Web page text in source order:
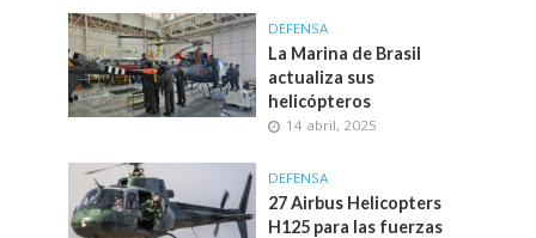
DEFENSA
La Marina de Brasil
actualiza sus
helicópteros
14 abril, 2025
DEFENSA
27 Airbus Helicopters
H125 para las fuerzas